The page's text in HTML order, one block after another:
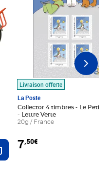
Ajouter au panier
Livraison offerte
La Poste
Collector 4 timbres - Le Petit
- Lettre Verte
20g / France
7,50€